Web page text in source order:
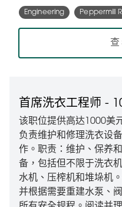
Engineering Peppermill
首席洗衣工程师 -
该职位提供高达1000美
负责维护和修理洗衣设
作。职责：维护、保养
备，包括但不限于洗衣
水机、压榨机和堆垛机
并根据需要重建水泵、